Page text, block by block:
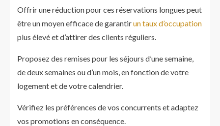
Offrir une réduction pour ces réservations longues peut
être un moyen efficace de garantirun taux d’occupation
plus élevé et d’attirer des clients réguliers.
Proposez des remises pour les séjours d’une semaine,
de deux semaines ou d’un mois, en fonction de votre
logement et de votre calendrier.
Vérifiez les préférences de vos concurrents et adaptez
vos promotions en conséquence.